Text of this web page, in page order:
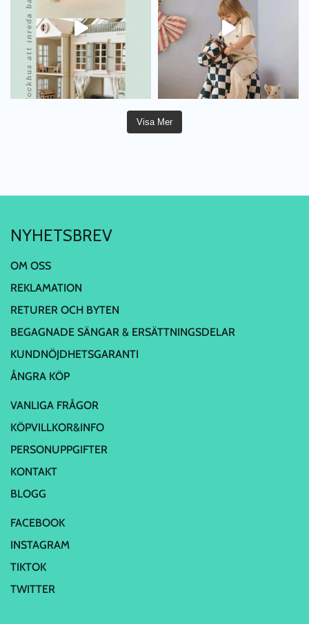
Visa Mer
NYHETSBREV
OM OSS
REKLAMATION
RETURER OCH BYTEN
BEGAGNADE SÄNGAR & ERSÄTTNINGSDELAR
KUNDNÖJDHETSGARANTI
ÅNGRA KÖP
VANLIGA FRÅGOR
KÖPVILLKOR&INFO
PERSONUPPGIFTER
KONTAKT
BLOGG
FACEBOOK
INSTAGRAM
TIKTOK
TWITTER